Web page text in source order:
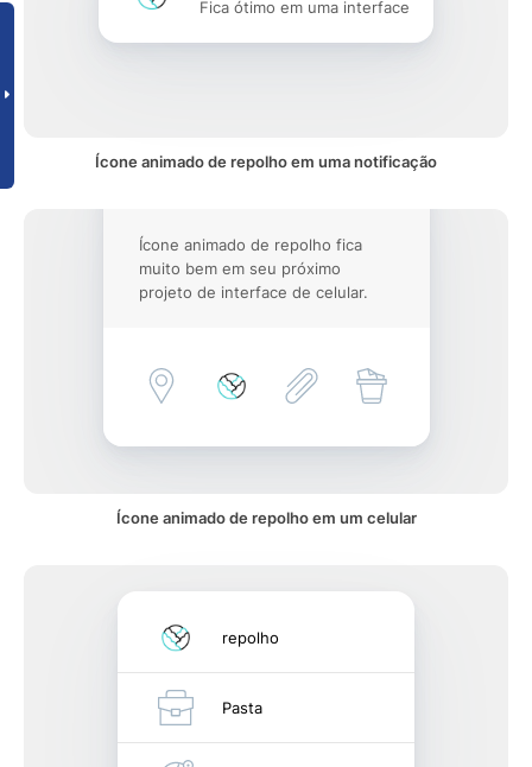
Fica ótimo em uma interface
Ícone animado de repolho em uma notificação
Ícone animado de repolho fica
muito bem em seu próximo
projeto de interface de celular.
Ícone animado de repolho em um celular
repolho
Pasta